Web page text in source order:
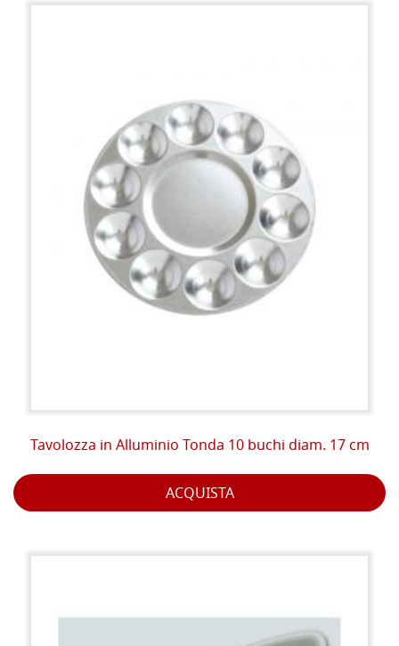
Tavolozza in Alluminio Tonda 10 buchi diam. 17 cm
ACQUISTA